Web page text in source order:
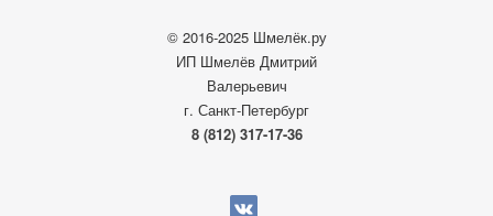
© 2016-2025 Шмелёк.ру
ИП Шмелёв Дмитрий
Валерьевич
г. Санкт-Петербург
8 (812) 317-17-36